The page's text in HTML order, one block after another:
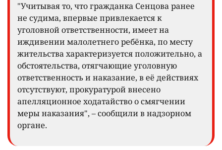
"Учитывая то, что гражданка Сенцова ранее
не судима, впервые привлекается к
уголовной ответственности, имеет на
иждивении малолетнего ребёнка, по месту
жительства характеризуется положительно, а
обстоятельства, отягчающие уголовную
ответственность и наказание, в её действиях
отсутствуют, прокуратурой внесено
апелляционное ходатайство о смягчении
меры наказания", – сообщили в надзорном
органе.